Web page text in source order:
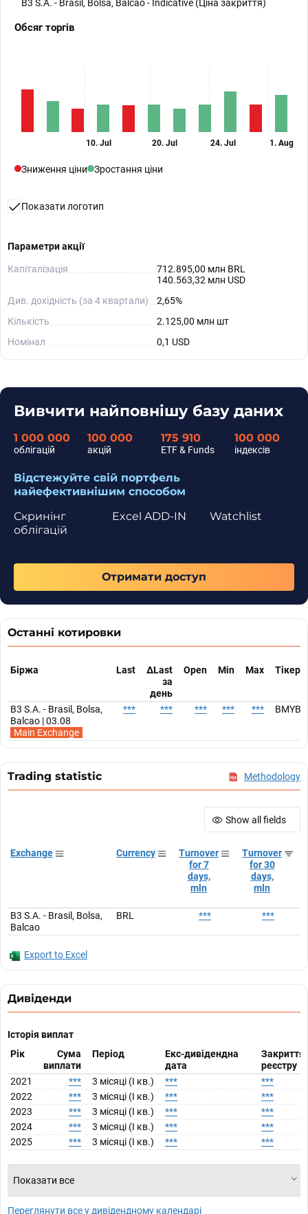
B3 S.A. - Brasil, Bolsa, Balcao - Indicative (Ціна закриття)
Обсяг торгів
20. Jul 24. Jul 1. Aug
10. Jul
Зниження ціни Зростання ціни
Показати логотип
Параметри акції
Капіталізація
712.895,00 млн BRL
140.563,32 млн USD
Див. дохідність (за 4 квартали)
2,65%
Кількість
2.125,00 млн шт
Номінал
0,1 USD
Вивчити найповнішу базу даних
1 000 000
облігацій
100 000
акцій
175 910
ETF & Funds
100 000
індексів
Відстежуйте свій портфель
найефективнішим способом
Скринінг
облігацій
Watchlist
Excel ADD-IN
Отримати доступ
Останні котировки
Біржа Last
ΔLast
за
день
Open Min Max Тікер
B3 S.A. - Brasil, Bolsa,
Balcao | 03.08
Main Exchange
*** *** *** *** ***
Trading statistic Methodology
Show all fields
Exchange Currency
Turnover
for 7
days,
mln
Turnover
for 30
days,
mln
B3 S.A. - Brasil, Bolsa,
Balcao
BRL *** ***
Export to Excel
Дивіденди
Історія виплат
Рік
Сума
виплати
Період
Екс-дивідендна
дата
Закриття
реєстру
2021
*** 3 місяці (I кв.) ***
***
2022
*** 3 місяці (I кв.) ***
***
2023
*** 3 місяці (I кв.) ***
***
2024
*** 3 місяці (I кв.) ***
***
2025
*** 3 місяці (I кв.) *** ***
Показати все
Переглянути все у дивідендному календарі